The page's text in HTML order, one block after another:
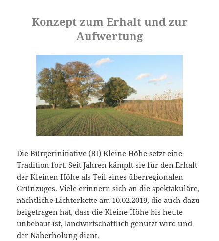
Konzept zum Erhalt und zur
Aufwertung
Die Bürgerinitiative (BI) Kleine Höhe setzt eine
Tradition fort. Seit Jahren kämpft sie für den Erhalt
der Kleinen Höhe als Teil eines überregionalen
Grünzuges. Viele erinnern sich an die spektakuläre,
nächtliche Lichterkette am 10.02.2019, die auch dazu
beigetragen hat, dass die Kleine Höhe bis heute
unbebaut ist, landwirtschaftlich genutzt wird und
der Naherholung dient.